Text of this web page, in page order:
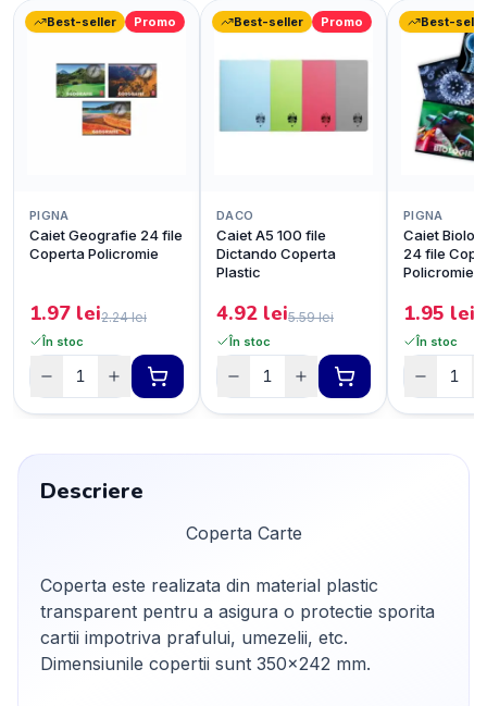
Best-seller Promo
PIGNA
Caiet Geografie 24 file
Coperta Policromie
1.97 lei2.24lei
În stoc
Best-seller Promo
DACO
Caiet A5 100 file
Dictando Coperta
Plastic
4.92 lei5.59lei
În stoc
Best-
PIGNA
Caiet
24 file
Policromie
1.95 lei
În stoc
Descriere
Coperta Carte
Coperta este realizata din material plastic
transparent pentru a asigura o protectie sporita
cartii impotriva prafului, umezelii, etc.
Dimensiunile copertii sunt 350x242 mm.